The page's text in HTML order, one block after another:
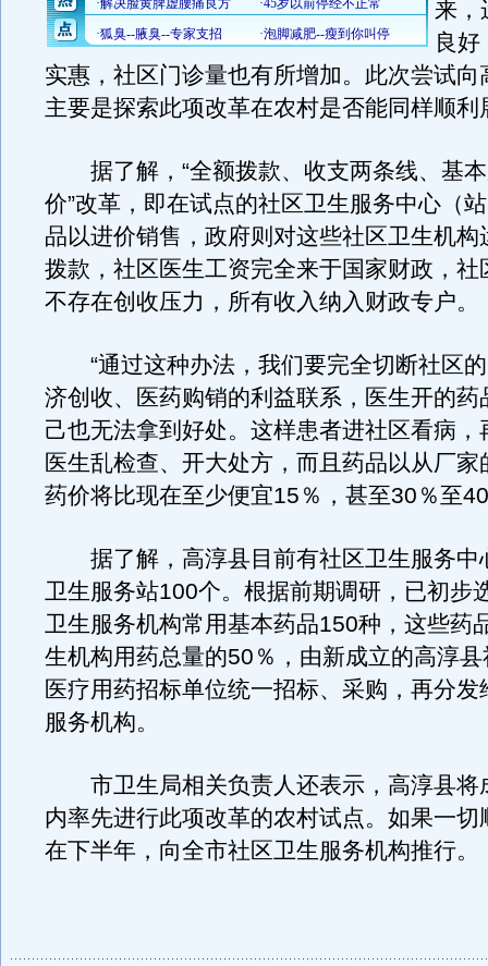
来，
良
实惠，社区门诊量也有所增加。此次尝试向
主要是探索此项改革在农村是否能同样顺利
据了解，“全额拨款、收支两条线、基
价”改革，即在试点的社区卫生服务中心（
品以进价销售，政府则对这些社区卫生机构
拨款，社区医生工资完全来于国家财政，社
不存在创收压力，所有收入纳入财政专户。
“通过这种办法，我们要完全切断社区的
济创收、医药购销的利益联系，医生开的药
己也无法拿到好处。这样患者进社区看病，
医生乱检查、开大处方，而且药品以从厂家
药价将比现在至少便宜15％，甚至30％至
据了解，高淳县目前有社区卫生服务中
卫生服务站100个。根据前期调研，已初步
卫生服务机构常用基本药品150种，这些药
生机构用药总量的50％，由新成立的高淳
医疗用药招标单位统一招标、采购，再分发
服务机构。
市卫生局相关负责人还表示，高淳县将
内率先进行此项改革的农村试点。如果一切
在下半年，向全市社区卫生服务机构推行。